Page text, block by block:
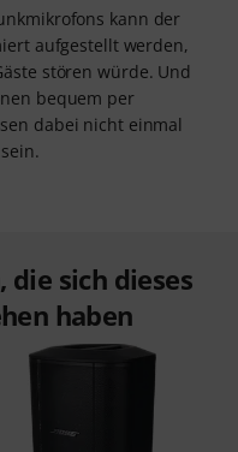
kann der
aufgestellt werden,
stören würde. Und
bequem per
dabei nicht einmal
die sich dieses
haben